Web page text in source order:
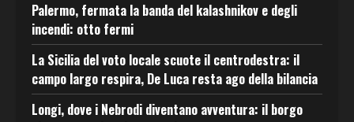
Palermo, fermata la banda del kalashnikov e degli
incendi: otto fermi
La Sicilia del voto locale scuote il centrodestra: il
campo largo respira, De Luca resta ago della bilancia
Longi, dove i Nebrodi diventano avventura: il borgo